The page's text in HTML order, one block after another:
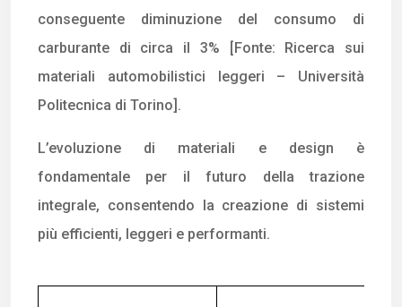
conseguente diminuzione del consumo di
carburante di circa il 3% [Fonte: Ricerca sui
materiali automobilistici leggeri – Università
Politecnica di Torino].
L’evoluzione di materiali e design è
fondamentale per il futuro della trazione
integrale, consentendo la creazione di sistemi
più efficienti, leggeri e performanti.